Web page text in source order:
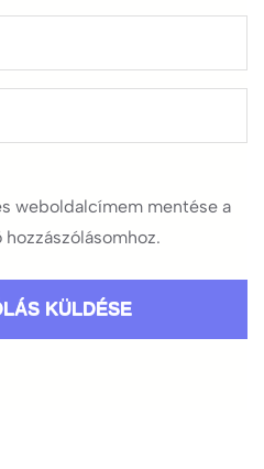
weboldalcímem mentése a